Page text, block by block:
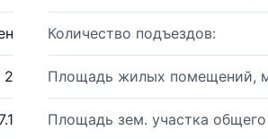
Количество подъездов:
2 Площадь жилых помещений,
Площадь зем. участка